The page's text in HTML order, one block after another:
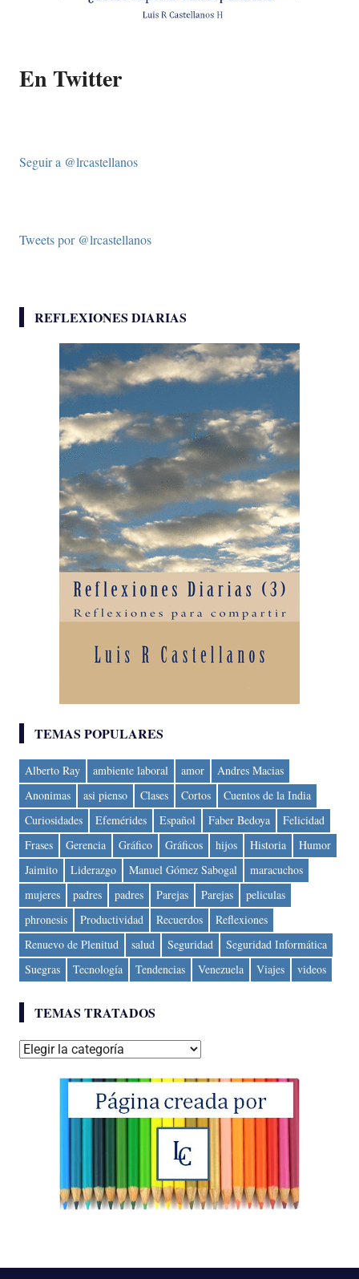
En Twitter
Seguir a @lrcastellanos
Tweets por @lrcastellanos
REFLEXIONES DIARIAS
TEMAS POPULARES
Alberto Ray ambiente laboral amor
Andres Macias
Anonimas
asi pienso Clases Cortos
Cuentos de la India
Curiosidades
Efemérides Español Faber Bedoya
Felicidad
Frases
Gerencia Gráfico Gráficos hijos Historia
Humor
Jaimito
Liderazgo Manuel Gómez Sabogal
maracuchos
mujeres
padres padres Parejas Parejas
peliculas
phronesis
Productividad Recuerdos
Reflexiones
Renuevo de Plenitud
salud Seguridad
Seguridad Informática
Suegras
Tecnología Tendencias Venezuela Viajes videos
TEMAS TRATADOS
Temas